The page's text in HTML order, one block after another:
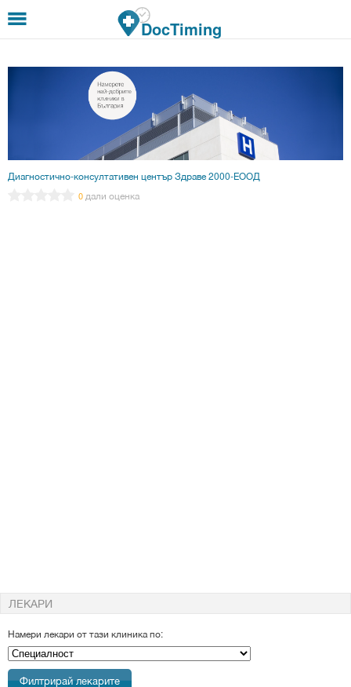
Премини към основното съдържание
DocTiming
Диагностично-консултативен център Здраве 2000-ЕООД
0 дали оценка
ЛЕКАРИ
Намери лекари от тази клиника по:
Специалност